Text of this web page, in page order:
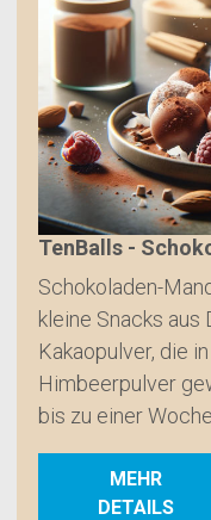
TenBalls -
Schokoladen-
kleine Snacks aus
Kakaopulver, die
Himbeerpulver
bis zu einer
MEHR
DETAILS